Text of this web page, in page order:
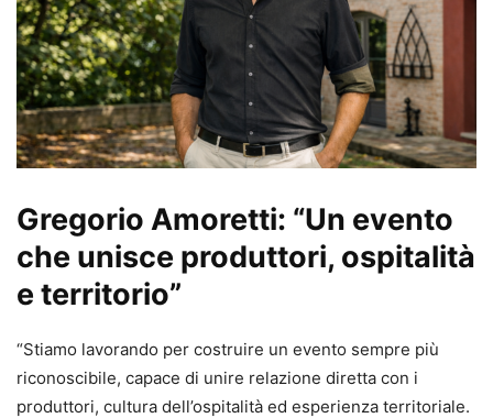
Gregorio Amoretti: “Un evento
che unisce produttori, ospitalità
e territorio”
“Stiamo lavorando per costruire un evento sempre più
riconoscibile, capace di unire relazione diretta con i
produttori, cultura dell’ospitalità ed esperienza territoriale.